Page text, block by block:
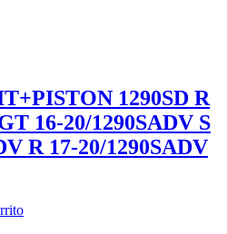
1290SD R
16-20/1290SADV S
R 17-20/1290SADV